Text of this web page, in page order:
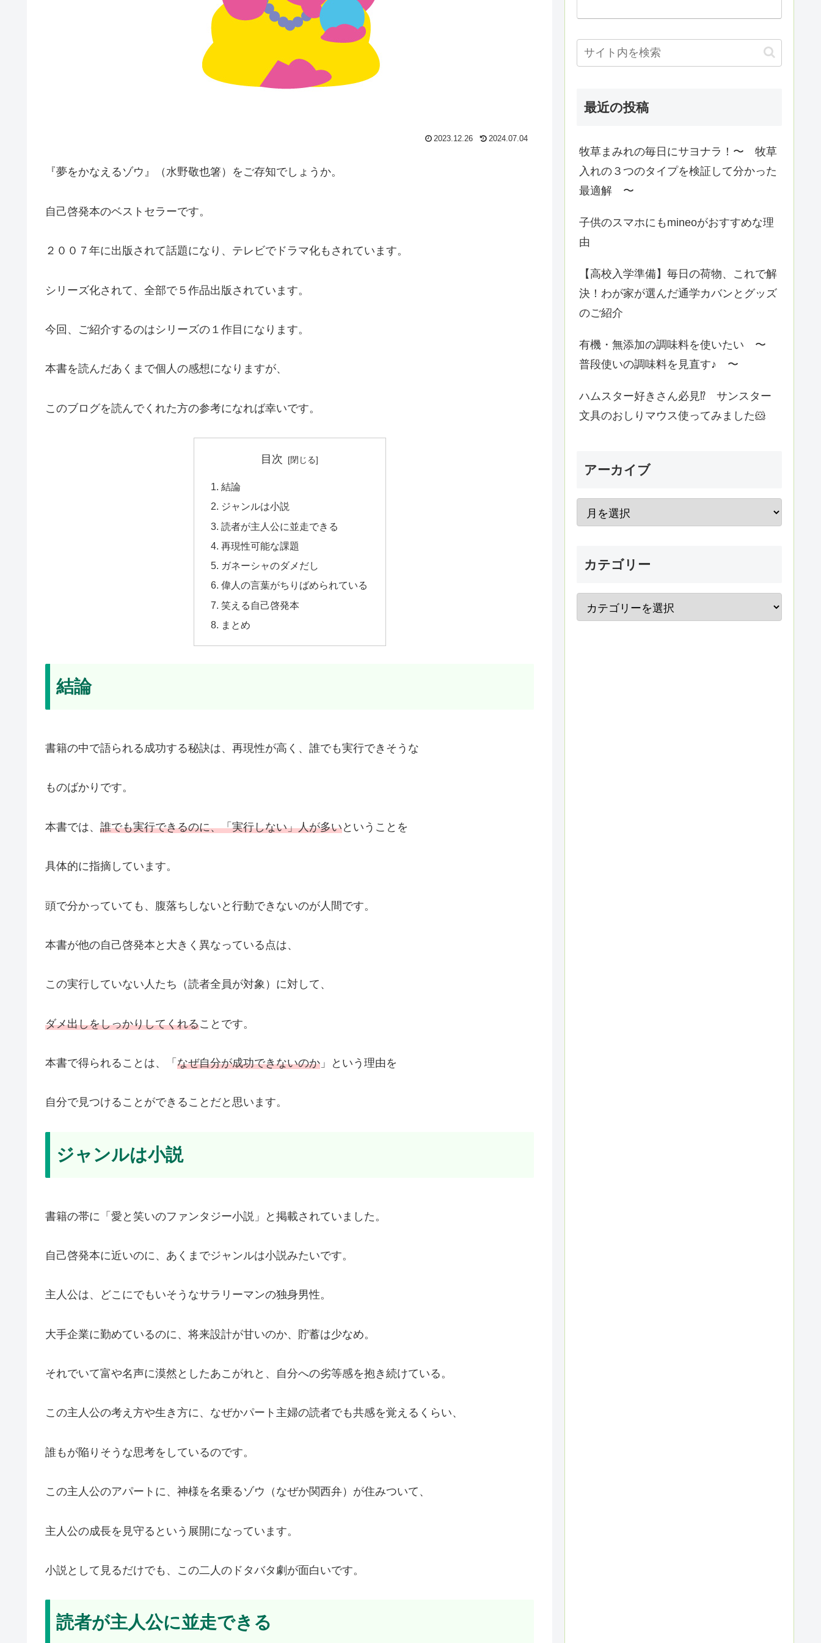
2023.12.26 2024.07.04
『夢をかなえるゾウ』（水野敬也箸）をご存知でしょうか。
自己啓発本のベストセラーです。
２００７年に出版されて話題になり、テレビでドラマ化もされています。
シリーズ化されて、全部で５作品出版されています。
今回、ご紹介するのはシリーズの１作目になります。
本書を読んだあくまで個人の感想になりますが、
このブログを読んでくれた方の参考になれば幸いです。
目次
結論
ジャンルは小説
読者が主人公に並走できる
再現性可能な課題
ガネーシャのダメだし
偉人の言葉がちりばめられている
笑える自己啓発本
まとめ
結論
書籍の中で語られる成功する秘訣は、再現性が高く、誰でも実行できそうな
ものばかりです。
本書では、 誰でも実行できるのに、「実行しない」人が多いということを
具体的に指摘しています。
頭で分かっていても、腹落ちしないと行動できないのが人間です。
本書が他の自己啓発本と大きく異なっている点は、
この実行していない人たち（読者全員が対象）に対して、
ダメ出しをしっかりしてくれることです。
本書で得られることは、「 なぜ自分が成功できないのか 」という理由を
自分で見つけることができることだと思います。
ジャンルは小説
書籍の帯に「愛と笑いのファンタジー小説」と掲載されていました。
自己啓発本に近いのに、あくまでジャンルは小説みたいです。
主人公は、どこにでもいそうなサラリーマンの独身男性。
大手企業に勤めているのに、将来設計が甘いのか、貯蓄は少なめ。
それでいて富や名声に漠然としたあこがれと、自分への劣等感を抱き続けている。
この主人公の考え方や生き方に、なぜかパート主婦の読者でも共感を覚えるくらい、
誰もが陥りそうな思考をしているのです。
この主人公のアパートに、神様を名乗るゾウ（なぜか関西弁）が住みついて、
主人公の成長を見守るという展開になっています。
小説として見るだけでも、この二人のドタバタ劇が面白いです。
読者が主人公に並走できる
最近の投稿
牧草まみれの毎日にサヨナラ！〜 牧草
入れの３つのタイプを検証して分かった
最適解 〜
子供のスマホにもmineoがおすすめな理
由
【高校入学準備】毎日の荷物、これで解
決！わが家が選んだ通学カバンとグッズ
のご紹介
有機・無添加の調味料を使いたい 〜
普段使いの調味料を見直す♪ 〜
ハムスター好きさん必見⁉️ サンスター
文具のおしりマウス使ってみました🐹
アーカイブ
カテゴリー